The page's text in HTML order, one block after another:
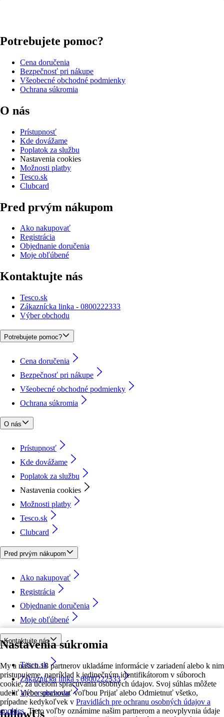
Nastavenia súkromia
My a našich 18 partnerov ukladáme informácie v zariadení alebo k nim
pristupujeme, napríklad k jedinečným identifikátorom v súboroch
cookie, za účelom spracúvania osobných údajov. Svoj súhlas môžete
udeliť alebo spravovať voľbou Prijať alebo Odmietnuť všetko,
prípadne kedykoľvek v Pravidlách pre ochranu osobných údajov a
cookies. Tieto voľby oznámime našim partnerom a neovplyvnia údaje
Potrebujete pomoc?
Cena doručenia
Bezpečnosť pri nákupe
Všeobecné obchodné podmienky
Ochrana súkromia
O nás
Prístupnosť
Kde dovážame
Poplatok za službu
Nastavenia cookies
Možnosti platby
Tesco.sk
Clubcard
Pred prvým nákupom
Ako nakupovať
Registrácia
Objednanie doručenia
Moje obľúbené
Kontaktujte nás
Tesco.sk
Zákaznícka linka - 0800222333
Výber obchodu
Potrebujete pomoc?
Cena doručenia
Bezpečnosť pri nákupe
Všeobecné obchodné podmienky
Ochrana súkromia
O nás
Prístupnosť
Kde dovážame
Poplatok za službu
Nastavenia cookies
Možnosti platby
Tesco.sk
Clubcard
Pred prvým nákupom
Ako nakupovať
Registrácia
Objednanie doručenia
Moje obľúbené
Kontaktujte nás
Tesco.sk
Zákaznícka linka - 0800222333
Výber obchodu
followUs